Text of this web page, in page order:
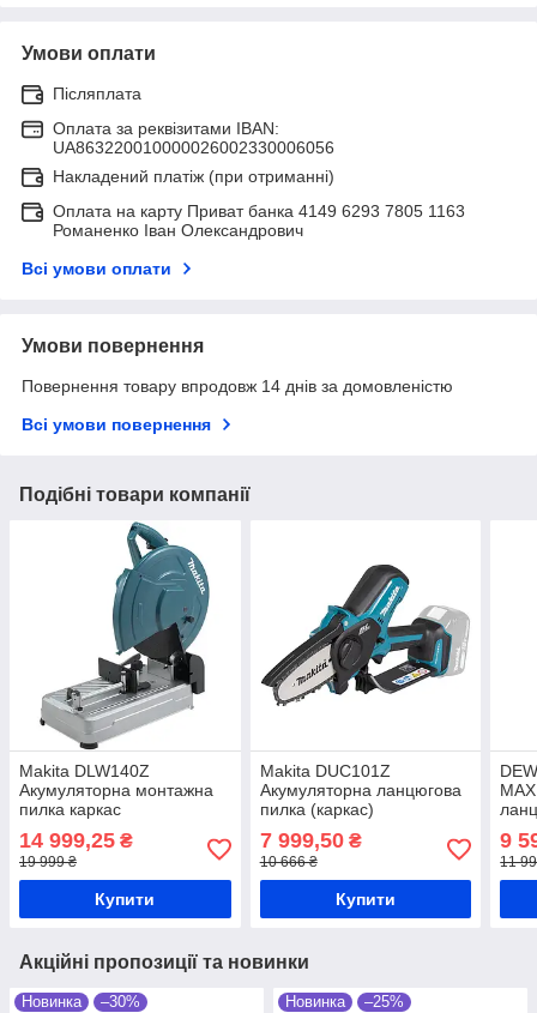
Умови оплати
Післяплата
Оплата за реквізитами IBAN:
UA863220010000026002330006056
Накладений платіж (при отриманні)
Оплата на карту Приват банка 4149 6293 7805 1163
Романенко Іван Олександрович
Всі умови оплати
Умови повернення
Повернення товару впродовж 14 днів за домовленістю
Всі умови повернення
Подібні товари компанії
Makita DLW140Z
Акумуляторна монтажна
пилка каркас
14 999,25 ₴
19 999 ₴
Купити
Makita DUC101Z
Акумуляторна ланцюгова
пилка (каркас)
7 999,50₴
10 666 ₴
Купити
9
11
Акційні пропозиції та новинки
Новинка –30% Новинка –25%